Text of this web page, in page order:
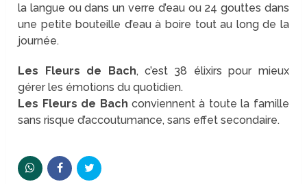
la langue ou dans un verre d’eau ou 24 gouttes dans
une petite bouteille d’eau à boire tout au long de la
journée.
Les Fleurs de Bach, c’est 38 élixirs pour mieux
gérer les émotions du quotidien.
Les Fleurs de Bach conviennent à toute la famille
sans risque d’accoutumance, sans effet secondaire.